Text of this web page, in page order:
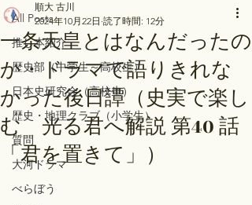
All Posts
推し本紹介
歴史部（中学生～高校生）
日本史研究会（高校生）
歴史・地理クラブ（小学生）
質問
大河ドラマ
べらぼう
一条天皇とはなんだったの
か・ドラマで語りきれな
かった後日譚（史実で楽し
む 光る君へ解説 第40 話
「君を置きて」）
順大 古川
2024年10月22日 読了時間: 12分